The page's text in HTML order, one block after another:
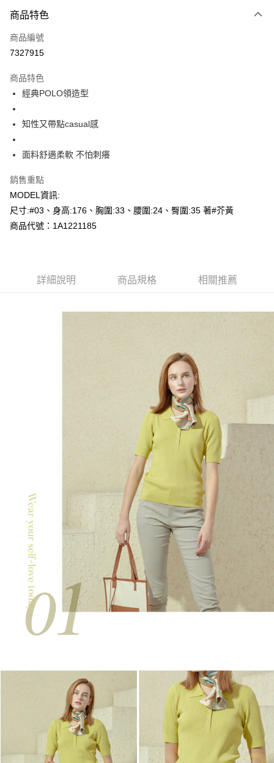
信用卡一次付款
超商取貨付款
Apple Pay
悠遊付
AFTEE先享後付
相關說明
AFTEE先享後付是「在收到商品之後才付款」的支付方式。 讓您購物簡單
便利好安心！
１．簡單：不需註冊會員、不需綁卡、不需儲值。
２．便利：只要手機號碼，簡訊認證，即可結帳。
１．於結帳方式選擇「AFTEE先享後付」後，將跳轉至「AFTEE先享後付」
結帳頁面，進行簡訊認證並確認金額後，即可完成結帳。
※ 請注意：結帳手續完成當下不需立刻繳費，但若您需要取消訂單，請聯絡
※ 交易是否成功請以「AFTEE先享後付 」之結帳頁面顯示為準，若有關於
是否繳費成功／繳費後需取消欲退款等相關疑問，請聯繫「AFTEE先享後付
https://netprotections.freshdesk.com/support/home
１．透過由恩沛科技股份有限公司提供之「AFTEE先享後付」服務完成之交
易，需依本服務之必要範圍內提供個人資料，並將交易相關給付款項請求債
２．關於個人資料處理事宜，請瀏覽以下網址：
３．未成年的使用者請事先徵得法定代理人或監護人之同意方可使用
「AFTEE先享後付」，若未經同意申辦者引起之損失，本公司不負相關責
任。
４．使用「AFTEE先享後付」時，將依據個別帳號之用戶狀況，依本公司即
時審查核予不同之上限額度；若仍有額度不足之情形，本公司將視審查結果
請求用戶進行身份認證。
５．嚴禁一人註冊多個帳號或使用他人資訊註冊。若發現惡意使用之情形，
恩沛科技股份有限公司將有權停止該用戶之使用額度並採取法律行動。
全家--滿2000元免運
每筆NT$60，滿NT$2,000(含以上)免運費
每筆NT$60，滿NT$2,000(含以上)免運費
每筆NT$120，滿NT$2,000(含以上)免運費
商品特色
商品編號
7327915
商品特色
經典POLO領造型
知性又帶點casual感
面料舒適柔軟 不怕刺癢
銷售重點
MODEL資訊:
尺寸:#03、身高:176、胸圍:33、腰圍:24、臀圍:35 著#芥黃
商品代號：1A1221185
詳細說明 商品規格 相關推薦